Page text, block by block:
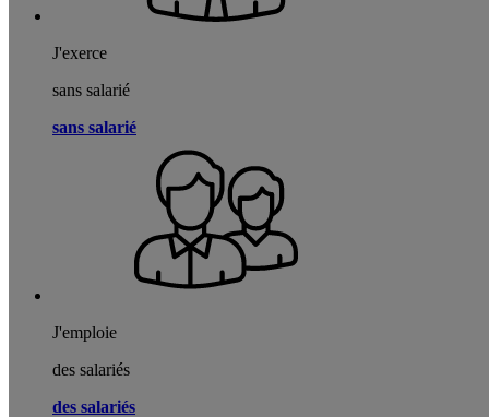
J'exerce
sans salarié
sans salarié
J'emploie
des salariés
des salariés